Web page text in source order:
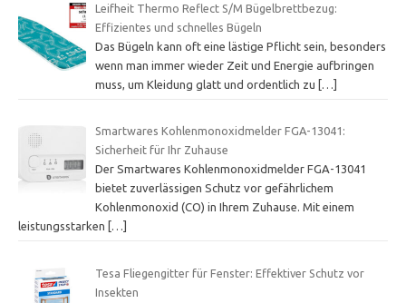
Leifheit Thermo Reflect S/M Bügelbrettbezug:
Effizientes und schnelles Bügeln
Das Bügeln kann oft eine lästige Pflicht sein, besonders
wenn man immer wieder Zeit und Energie aufbringen
muss, um Kleidung glatt und ordentlich zu
[…]
Smartwares Kohlenmonoxidmelder FGA-13041:
Sicherheit für Ihr Zuhause
Der Smartwares Kohlenmonoxidmelder FGA-13041
bietet zuverlässigen Schutz vor gefährlichem
Kohlenmonoxid (CO) in Ihrem Zuhause. Mit einem
leistungsstarken
[…]
Tesa Fliegengitter für Fenster: Effektiver Schutz vor
Insekten